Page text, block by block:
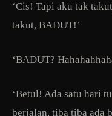
‘Cis! Tapi aku tak
takut, BADUT!’
‘BADUT?
‘Betul! Ada satu hari
berjalan, tiba tiba ada